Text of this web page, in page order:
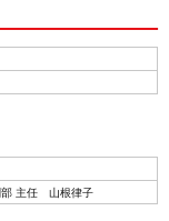
部 主任 山根律子